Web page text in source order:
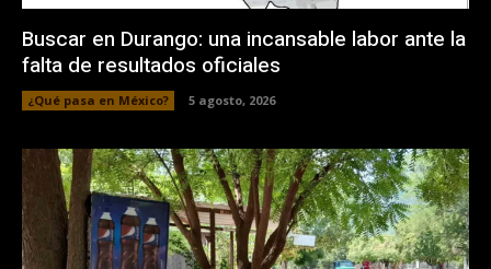
Buscar en Durango: una incansable labor ante la
falta de resultados oficiales
¿Qué pasa en México? 5 agosto, 2026